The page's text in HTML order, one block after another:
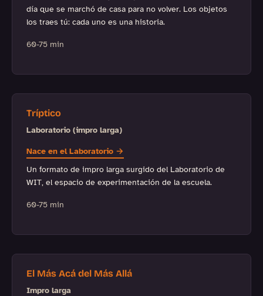
día que se marchó de casa para no volver. Los objetos
los traes tú: cada uno es una historia.
60-75 min
Tríptico
Laboratorio (impro larga)
Nace en el Laboratorio →
Un formato de impro larga surgido del Laboratorio de
WIT, el espacio de experimentación de la escuela.
60-75 min
El Más Acá del Más Allá
Impro larga